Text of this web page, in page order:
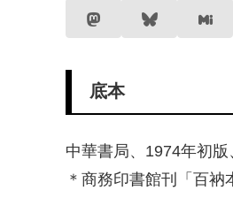
底本
中華書局、1974年初
＊商務印書館刊「百衲